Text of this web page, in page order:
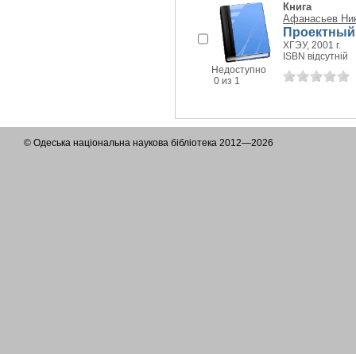
Недоступно
0 из 1
Книга
Афанасьев
Проектный
ХГЭУ, 2001 г.
ISBN відсутній
© Одеська національна наукова бібліотека 2012—2026